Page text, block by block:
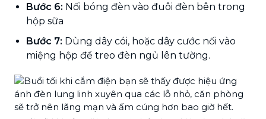
Bước 6: Nối bóng đèn vào đuôi đèn bên trong
hộp sữa
Bước 7: Dùng dây cói, hoặc dây cước nối vào
miệng hộp để treo đèn ngủ lên tường.